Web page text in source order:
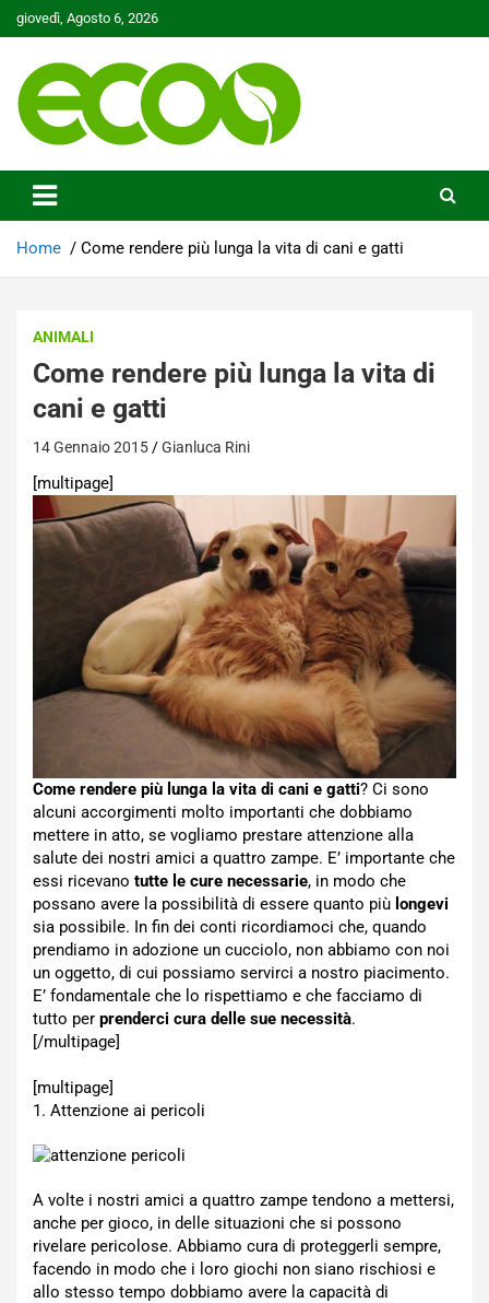
Skip
to
giovedì, Agosto 6, 2026
Ecoo.it
Home Come rendere più lunga la vita di cani e gatti
ANIMALI
Come rendere più lunga la vita di
cani e gatti
14 Gennaio 2015 Gianluca Rini
[multipage]
Come rendere più lunga la vita di cani e gatti? Ci sono
alcuni accorgimenti molto importanti che dobbiamo
mettere in atto, se vogliamo prestare attenzione alla
salute dei nostri amici a quattro zampe. E’ importante che
essi ricevano tutte le cure necessarie, in modo che
possano avere la possibilità di essere quanto più longevi
sia possibile. In fin dei conti ricordiamoci che, quando
prendiamo in adozione un cucciolo, non abbiamo con noi
un oggetto, di cui possiamo servirci a nostro piacimento.
E’ fondamentale che lo rispettiamo e che facciamo di
tutto per prenderci cura delle sue necessità.
[/multipage]
[multipage]
1. Attenzione ai pericoli
A volte i nostri amici a quattro zampe tendono a mettersi,
anche per gioco, in delle situazioni che si possono
rivelare pericolose. Abbiamo cura di proteggerli sempre,
facendo in modo che i loro giochi non siano rischiosi e
allo stesso tempo dobbiamo avere la capacità di